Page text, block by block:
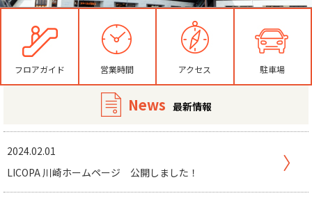
フロアガイド 営業時間 アクセス 駐車場
News 最新情報
2024.02.01
LICOPA 川崎ホームページ 公開しました！